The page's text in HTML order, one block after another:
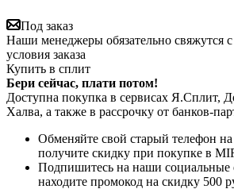
Под заказ
Наши менеджеры обязательно свяжутся
условия заказа
Купить в сплит
Бери сейчас, плати потом!
Доступна покупка в сервисах Я.Сплит,
Халва, а также в рассрочку от банков-
Обменяйте свой старый телефон
получите скидку при покупке в
Подпишитесь на наши социальные
находите промокод на скидку 500